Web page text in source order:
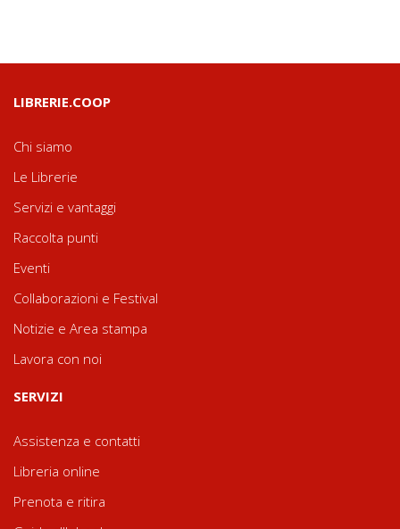
LIBRERIE.COOP
Chi siamo
Le Librerie
Servizi e vantaggi
Raccolta punti
Eventi
Collaborazioni e Festival
Notizie e Area stampa
Lavora con noi
SERVIZI
Assistenza e contatti
Libreria online
Prenota e ritira